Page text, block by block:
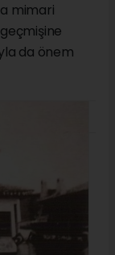
mimari
da önem